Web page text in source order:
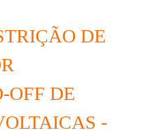
DE
OFF DE
-